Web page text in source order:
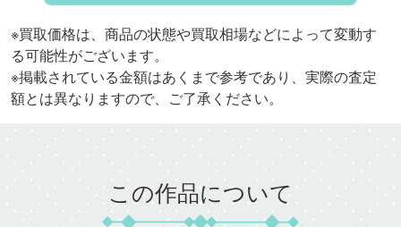
※買取価格は、商品の状態や買取相場などによって変動す
る可能性がございます。
※掲載されている金額はあくまで参考であり、実際の査定
額とは異なりますので、ご了承ください。
この作品について